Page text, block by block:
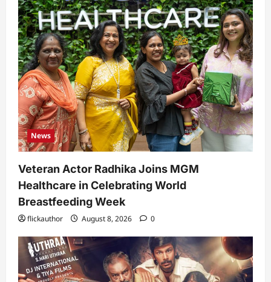
News
Veteran Actor Radhika Joins MGM
Healthcare in Celebrating World
Breastfeeding Week
flickauthor August 8, 2026 0